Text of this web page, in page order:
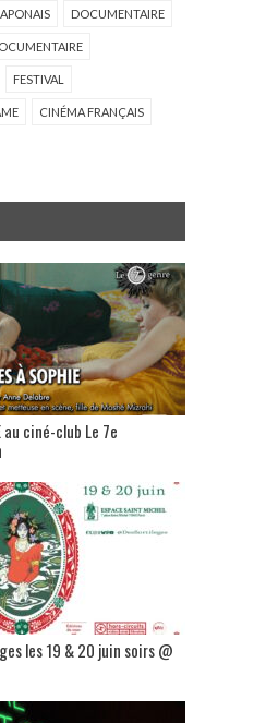
DOCUMENTAIRE
FESTIVAL
CINÉMA FRANÇAIS
au ciné-club Le 7e
les 19 & 20 juin soirs @